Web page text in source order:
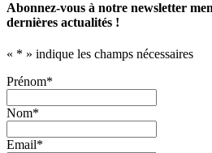
Abonnez-vous à notre newsletter
dernières actualités !
« * » indique les champs nécessaires
Prénom*
Nom*
Email*